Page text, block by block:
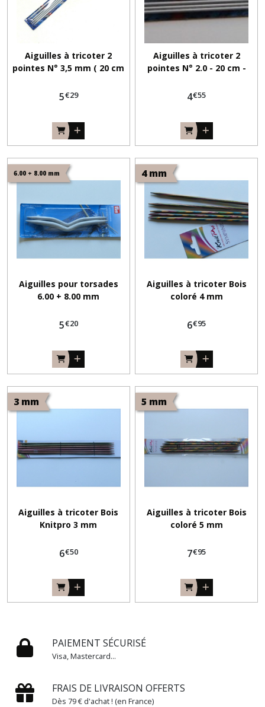
Aiguilles à tricoter 2
pointes N° 3,5 mm ( 20 cm
5€29
Aiguilles à tricoter 2
pointes N° 2.0 - 20 cm -
4€55
6.00 + 8.00 mm
Aiguilles pour torsades
6.00 + 8.00 mm
5€20
4 mm
Aiguilles à tricoter Bois
coloré 4 mm
6€95
3 mm
Aiguilles à tricoter Bois
Knitpro 3 mm
6€50
5 mm
Aiguilles à tricoter Bois
coloré 5 mm
7€95
PAIEMENT SÉCURISÉ
Visa, Mastercard...
FRAIS DE LIVRAISON OFFERTS
Dès 79 € d'achat ! (en France)